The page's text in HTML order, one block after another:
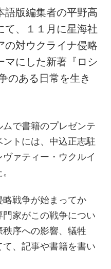
サービス
語版編集者の平野高
て、１１月に星海社
の対ウクライナ侵略
マにした新著『ロシ
のある日常を生き
で書籍のプレゼンテ
トには、中込正志駐
ァティー・ウクルイ
戦争が始まってか
家がこの戦争につい
序への影響、犠牲
、記事や書籍を書い